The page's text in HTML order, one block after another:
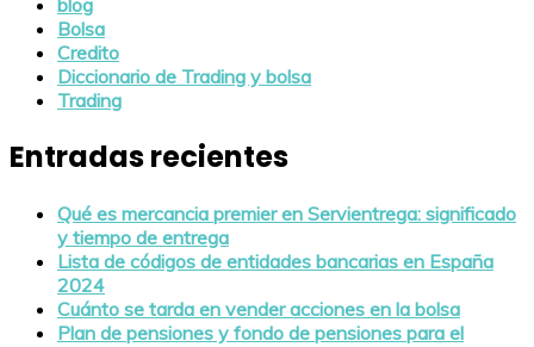
blog
Bolsa
Credito
Diccionario de Trading y bolsa
Trading
Entradas recientes
Qué es mercancia premier en Servientrega: significado
y tiempo de entrega
Lista de códigos de entidades bancarias en España
2024
Cuánto se tarda en vender acciones en la bolsa
Plan de pensiones y fondo de pensiones para el